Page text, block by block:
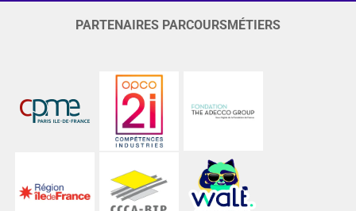
PARTENAIRES PARCOURSMÉTIERS